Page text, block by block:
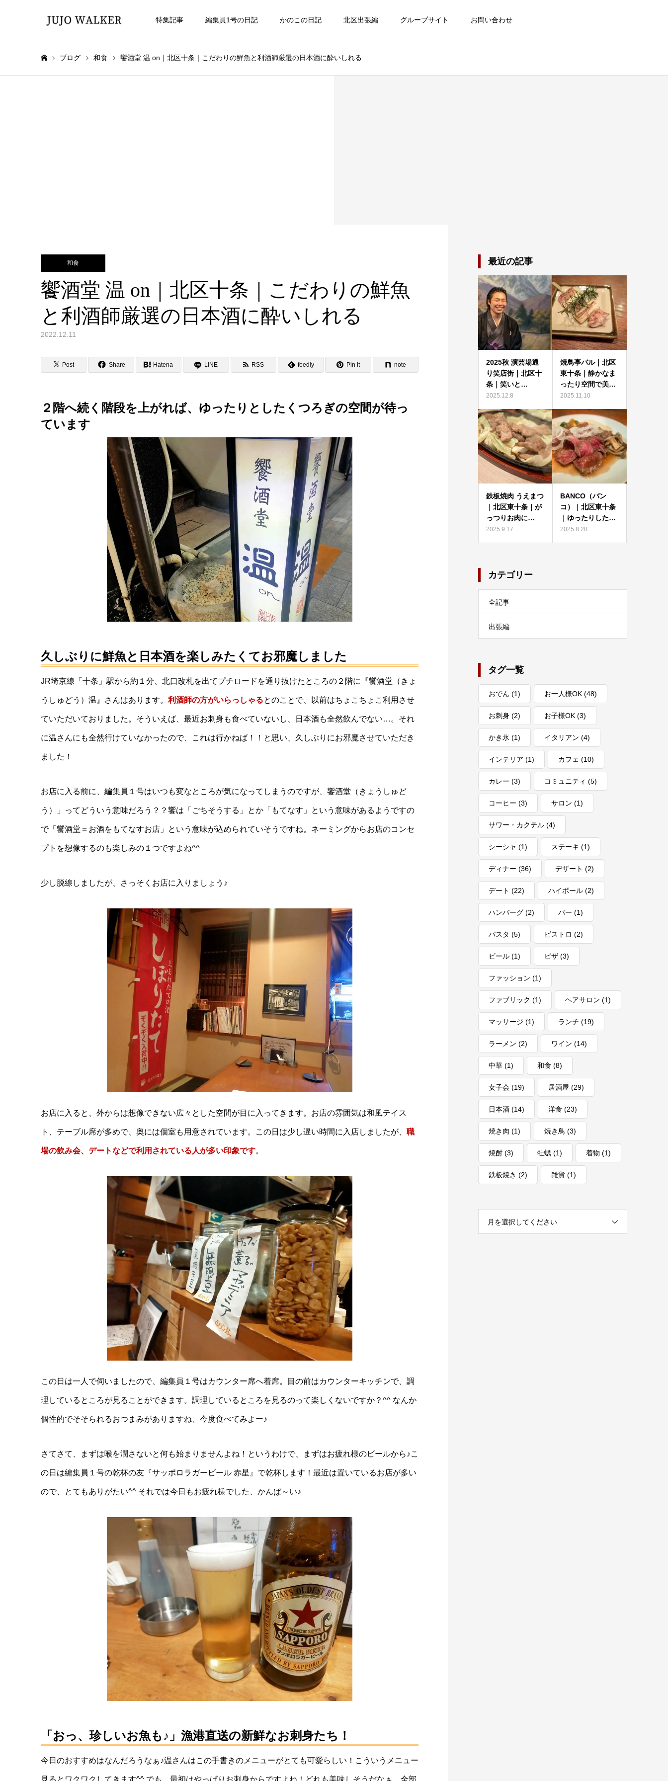
特集記事 編集員1号の日記 かのこの日記 北区出張編 グループサイト お問い合わせ
ブログ 和食 饗酒堂 温 on｜北区十条｜こだわりの鮮魚と利酒師厳選の日本酒に酔いしれる
和食
饗酒堂 温 on｜北区十条｜こだわりの鮮魚
と利酒師厳選の日本酒に酔いしれる
2022.12.11
Post Share Hatena LINE RSS feedly Pin it note
２階へ続く階段を上がれば、ゆったりとしたくつろぎの空間が待っ
ています
久しぶりに鮮魚と日本酒を楽しみたくてお邪魔しました
JR埼京線「十条」駅から約１分、北口改札を出てプチロードを通り抜けたところの２階に『饗酒堂（きょ
うしゅどう）温』さんはあります。 利酒師の方がいらっしゃるとのことで、以前はちょこちょこ利用させ
ていただいておりました。そういえば、最近お刺身も食べていないし、日本酒も全然飲んでない…。それ
に温さんにも全然行けていなかったので、これは行かねば！！と思い、久しぶりにお邪魔させていただき
ました！
お店に入る前に、編集員１号はいつも変なところが気になってしまうのですが、饗酒堂（きょうしゅど
う）」ってどういう意味だろう？？饗は「ごちそうする」とか「もてなす」という意味があるようですの
で「饗酒堂＝お酒をもてなすお店」という意味が込められていそうですね。ネーミングからお店のコンセ
プトを想像するのも楽しみの１つですよね^^
少し脱線しましたが、さっそくお店に入りましょう♪
お店に入ると、外からは想像できない広々とした空間が目に入ってきます。お店の雰囲気は和風テイス
ト、テーブル席が多めで、奥には個室も用意されています。この日は少し遅い時間に入店しましたが、 職
場の飲み会、デートなどで利用されている人が多い印象です。
この日は一人で伺いましたので、編集員１号はカウンター席へ着席。目の前はカウンターキッチンで、調
理しているところが見ることができます。調理しているところを見るのって楽しくないですか？^^ なんか
個性的でそそられるおつまみがありますね、今度食べてみよー♪
さてさて、まずは喉を潤さないと何も始まりませんよね！というわけで、まずはお疲れ様のビールから♪こ
の日は編集員１号の乾杯の友『サッポロラガービール 赤星』で乾杯します！最近は置いているお店が多い
ので、とてもありがたい^^ それでは今日もお疲れ様でした、かんぱ～い♪
「おっ、珍しいお魚も♪」漁港直送の新鮮なお刺身たち！
今日のおすすめはなんだろうなぁ♪温さんはこの手書きのメニューがとても可愛らしい！こういうメニュー
見るとワクワクしてきます^^ でも、最初はやっぱりお刺身からですよね！どれも美味しそうだなぁ、全部
最近の記事
2025秋 演芸場通
り笑店街｜北区十
条｜笑いと…
2025.12.8
焼鳥亭バル｜北区
東十条｜静かなま
ったり空間で美…
2025.11.10
鉄板焼肉 うえまつ
｜北区東十条｜が
っつりお肉に…
2025.9.17
BANCO（バン
コ）｜北区東十条
｜ゆったりした…
2025.8.20
カテゴリー
全記事
出張編
タグ一覧
おでん (1) お一人様OK (48)
お刺身 (2) お子様OK (3)
かき氷 (1) イタリアン (4)
インテリア (1) カフェ (10)
カレー (3) コミュニティ (5)
コーヒー (3) サロン (1)
サワー・カクテル (4)
シーシャ (1) ステーキ (1)
ディナー (36) デザート (2)
デート (22) ハイボール (2)
ハンバーグ (2) バー (1)
パスタ (5) ビストロ (2)
ビール (1) ピザ (3)
ファッション (1)
ファブリック (1) ヘアサロン (1)
マッサージ (1) ランチ (19)
ラーメン (2) ワイン (14)
中華 (1) 和食 (8)
女子会 (19) 居酒屋 (29)
日本酒 (14) 洋食 (23)
焼き肉 (1) 焼き鳥 (3)
焼酎 (3) 牡蠣 (1) 着物 (1)
鉄板焼き (2) 雑貨 (1)
月を選択してください